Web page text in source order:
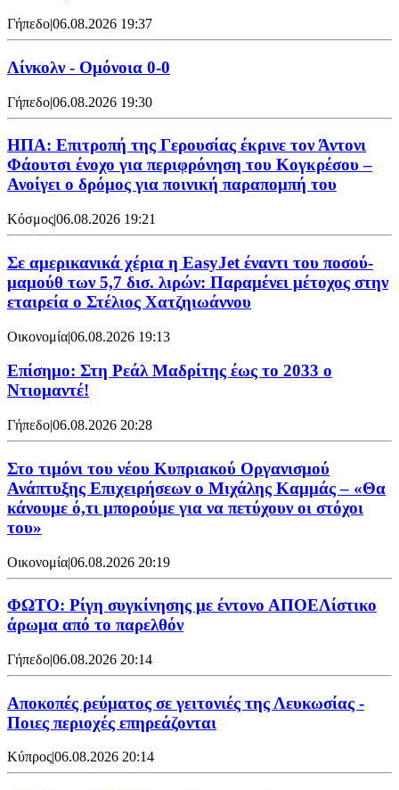
Γήπεδο|06.08.2026 19:37
Λίνκολν - Ομόνοια 0-0
Γήπεδο|06.08.2026 19:30
ΗΠΑ: Επιτροπή της Γερουσίας έκρινε τον Άντονι
Φάουτσι ένοχο για περιφρόνηση του Κογκρέσου –
Ανοίγει ο δρόμος για ποινική παραπομπή του
Κόσμος|06.08.2026 19:21
Σε αμερικανικά χέρια η EasyJet έναντι του ποσού-
μαμούθ των 5,7 δισ. λιρών: Παραμένει μέτοχος στην
εταιρεία ο Στέλιος Χατζηιωάννου
Οικονομία|06.08.2026 19:13
Επίσημο: Στη Ρεάλ Μαδρίτης έως το 2033 ο
Ντιομαντέ!
Γήπεδο|06.08.2026 20:28
Στο τιμόνι του νέου Κυπριακού Οργανισμού
Ανάπτυξης Επιχειρήσεων ο Μιχάλης Καμμάς – «Θα
κάνουμε ό,τι μπορούμε για να πετύχουν οι στόχοι
του»
Οικονομία|06.08.2026 20:19
ΦΩΤΟ: Ρίγη συγκίνησης με έντονο ΑΠΟΕΛίστικο
άρωμα από το παρελθόν
Γήπεδο|06.08.2026 20:14
Αποκοπές ρεύματος σε γειτονιές της Λευκωσίας -
Ποιες περιοχές επηρεάζονται
Κύπρος|06.08.2026 20:14